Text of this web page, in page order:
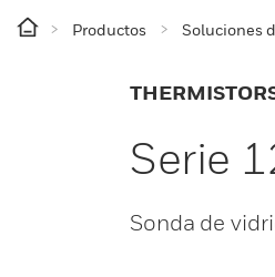
Productos Soluciones
Serie
Sonda de